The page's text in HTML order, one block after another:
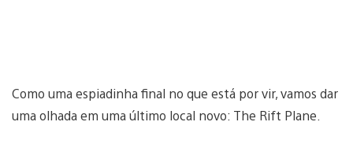
Como uma espiadinha final no que está por vir, vamos dar
uma olhada em uma último local novo: The Rift Plane.